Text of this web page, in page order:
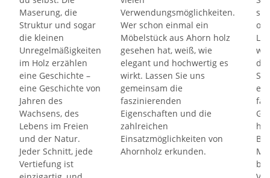
Maserung, die
Struktur und sogar
die kleinen
Unregelmäßigkeiten
im Holz erzählen
eine Geschichte –
eine Geschichte von
Jahren des
Wachsens, des
Lebens im Freien
und der Natur.
Jeder Schnitt, jede
Vertiefung ist
Verwendungsmöglichkeiten.
Wer schon einmal ein
Möbelstück aus Ahorn holz
gesehen hat, weiß, wie
elegant und hochwertig es
wirkt. Lassen Sie uns
gemeinsam die
faszinierenden
Eigenschaften und die
zahlreichen
Einsatzmöglichkeiten von
Ahornholz erkunden.